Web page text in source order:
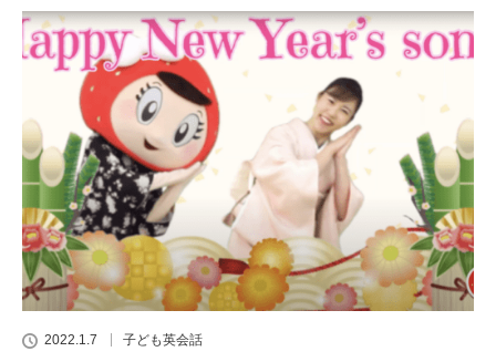
2022.1.7 子ども英会話